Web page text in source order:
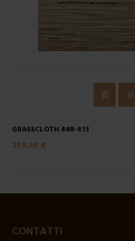
GRASSCLOTH 488-413
259,90 €
CONTATTI